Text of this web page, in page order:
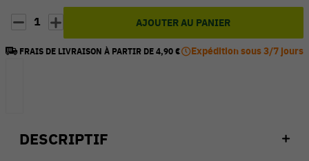
DESCRIPTIF
1 AJOUTER AU PANIER
FRAIS DE LIVRAISON À PARTIR DE 4,90 € Expédition sous 3/7 jours